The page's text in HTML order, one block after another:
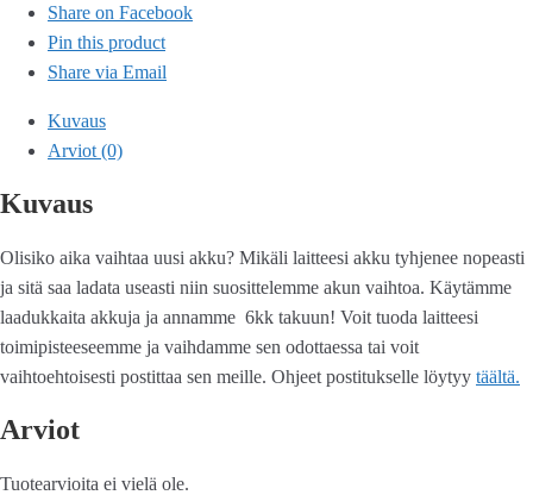
Share on Facebook
Pin this product
Share via Email
Kuvaus
Arviot (0)
Kuvaus
Olisiko aika vaihtaa uusi akku? Mikäli laitteesi akku tyhjenee nopeasti
ja sitä saa ladata useasti niin suosittelemme akun vaihtoa. Käytämme
laadukkaita akkuja ja annamme 6kk takuun! Voit tuoda laitteesi
toimipisteeseemme ja vaihdamme sen odottaessa tai voit
vaihtoehtoisesti postittaa sen meille. Ohjeet postitukselle löytyy täältä.
Arviot
Tuotearvioita ei vielä ole.